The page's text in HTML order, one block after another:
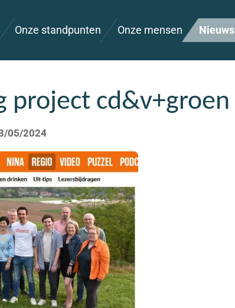
Onze standpunten Onze mensen Nieuws
project cd&v+groen
05/2024